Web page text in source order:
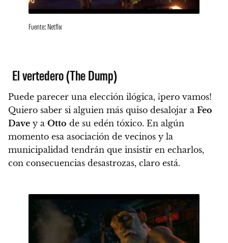
Fuente: Netflix
El vertedero (The Dump)
Puede parecer una elección ilógica, ¡pero vamos!
Quiero saber si alguien más quiso desalojar a Feo
Dave y a Otto de su edén tóxico. En algún
momento esa asociación de vecinos y la
municipalidad tendrán que insistir en echarlos,
con consecuencias desastrozas, claro está.